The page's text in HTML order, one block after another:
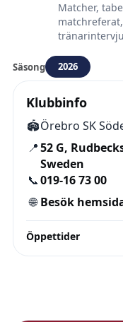
Matcher,
Säsong 2026
Klubbinfo
🏟️Örebro SK
📍52 G,
Sweden
📞019-16 73 00
🌐 Besök
Öppettider